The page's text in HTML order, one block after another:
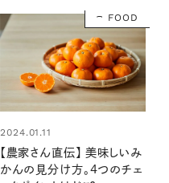
FOOD
2024.01.11
【農家さん直伝】 美味しいみ
かんの見分け方。4つのチェ